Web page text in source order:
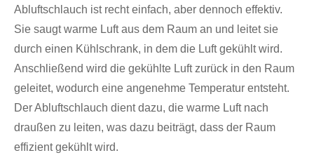
Abluftschlauch ist recht einfach, aber dennoch effektiv.
Sie saugt warme Luft aus dem Raum an und leitet sie
durch einen Kühlschrank, in dem die Luft gekühlt wird.
Anschließend wird die gekühlte Luft zurück in den Raum
geleitet, wodurch eine angenehme Temperatur entsteht.
Der Abluftschlauch dient dazu, die warme Luft nach
draußen zu leiten, was dazu beiträgt, dass der Raum
effizient gekühlt wird.